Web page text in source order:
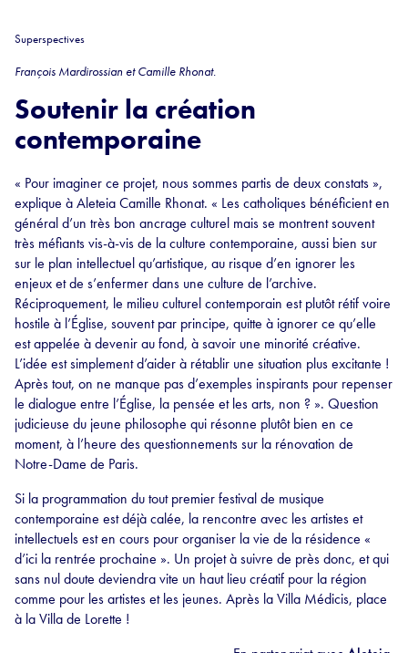
Superspectives
François Mardirossian et Camille Rhonat.
Soutenir la création
contemporaine
« Pour imaginer ce projet, nous sommes partis de deux constats »,
explique à Aleteia Camille Rhonat. « Les catholiques bénéficient en
général d’un très bon ancrage culturel mais se montrent souvent
très méfiants vis-à-vis de la culture contemporaine, aussi bien sur
sur le plan intellectuel qu’artistique, au risque d’en ignorer les
enjeux et de s’enfermer dans une culture de l’archive.
Réciproquement, le milieu culturel contemporain est plutôt rétif voire
hostile à l’Église, souvent par principe, quitte à ignorer ce qu’elle
est appelée à devenir au fond, à savoir une minorité créative.
L’idée est simplement d’aider à rétablir une situation plus excitante !
Après tout, on ne manque pas d’exemples inspirants pour repenser
le dialogue entre l’Église, la pensée et les arts, non ? ». Question
judicieuse du jeune philosophe qui résonne plutôt bien en ce
moment, à l’heure des questionnements sur la rénovation de
Notre-Dame de Paris.
Si la programmation du tout premier festival de musique
contemporaine est déjà calée, la rencontre avec les artistes et
intellectuels est en cours pour organiser la vie de la résidence «
d’ici la rentrée prochaine ». Un projet à suivre de près donc, et qui
sans nul doute deviendra vite un haut lieu créatif pour la région
comme pour les artistes et les jeunes. Après la Villa Médicis, place
à la Villa de Lorette !